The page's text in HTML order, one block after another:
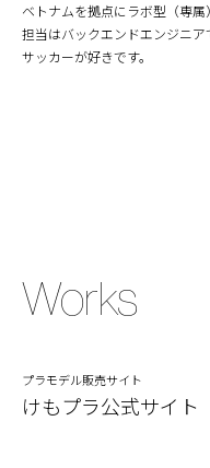
ベトナムを拠点にラボ型（専属
担当はバックエンドエンジニア
サッカーが好きです。
Works
プラモデル販売サイト
けもプラ公式サイト